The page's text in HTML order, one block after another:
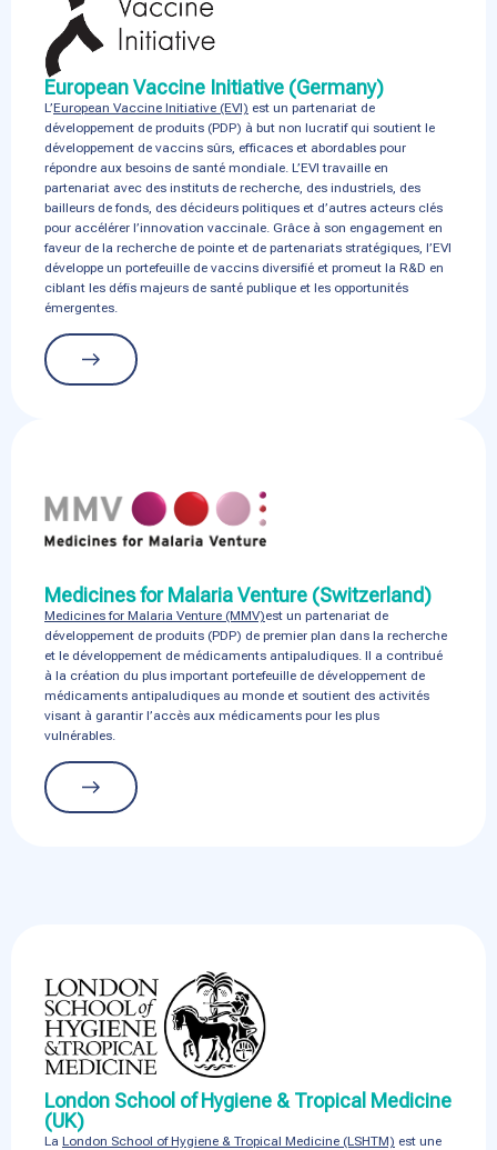
European Vaccine Initiative (Germany)
L’European Vaccine Initiative (EVI) est un partenariat de
développement de produits (PDP) à but non lucratif qui soutient le
développement de vaccins sûrs, efficaces et abordables pour
répondre aux besoins de santé mondiale. L’EVI travaille en
partenariat avec des instituts de recherche, des industriels, des
bailleurs de fonds, des décideurs politiques et d’autres acteurs clés
pour accélérer l’innovation vaccinale. Grâce à son engagement en
faveur de la recherche de pointe et de partenariats stratégiques, l’EVI
développe un portefeuille de vaccins diversifié et promeut la R&D en
ciblant les défis majeurs de santé publique et les opportunités
émergentes.
Medicines for Malaria Venture (Switzerland)
Medicines for Malaria Venture (MMV)est un partenariat de
développement de produits (PDP) de premier plan dans la recherche
et le développement de médicaments antipaludiques. Il a contribué
à la création du plus important portefeuille de développement de
médicaments antipaludiques au monde et soutient des activités
visant à garantir l’accès aux médicaments pour les plus
vulnérables.
London School of Hygiene & Tropical Medicine
(UK)
La London School of Hygiene & Tropical Medicine (LSHTM) est une